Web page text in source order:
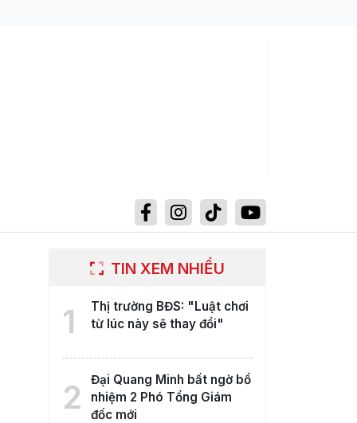
TIN XEM NHIỀU
1
Thị trường BĐS: "Luật chơi
từ lúc này sẽ thay đổi"
2
Đại Quang Minh bất ngờ bổ
nhiệm 2 Phó Tổng Giám
đốc mới